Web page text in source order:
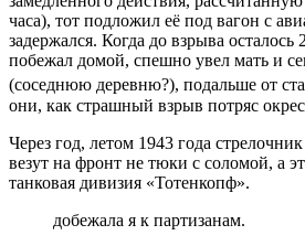
часа), тот подложил её под вагон с
задержался. Когда до взрыва
побежал домой, спешно увел мать и
(соседнюю деревню?), подальше от
они, как страшный взрыв потряс
Через год, летом 1943 года
везут на фронт не тюки с соломой, а
танковая дивизия «Тотенкопф».
добежала я к партизанам.